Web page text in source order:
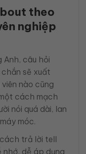
theo
nghiệp
Anh, câu hỏi
chắn sẽ xuất
viên nào cũng
cách mạch
nói quá dài, lan
móc.
trả lời tell
dễ áp dụng